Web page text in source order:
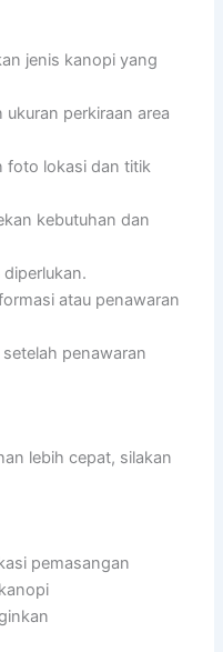
jenis kanopi yang
perkiraan area
foto lokasi dan titik
kebutuhan dan
diperlukan.
atau penawaran
penawaran
lebih cepat, silakan
pemasangan